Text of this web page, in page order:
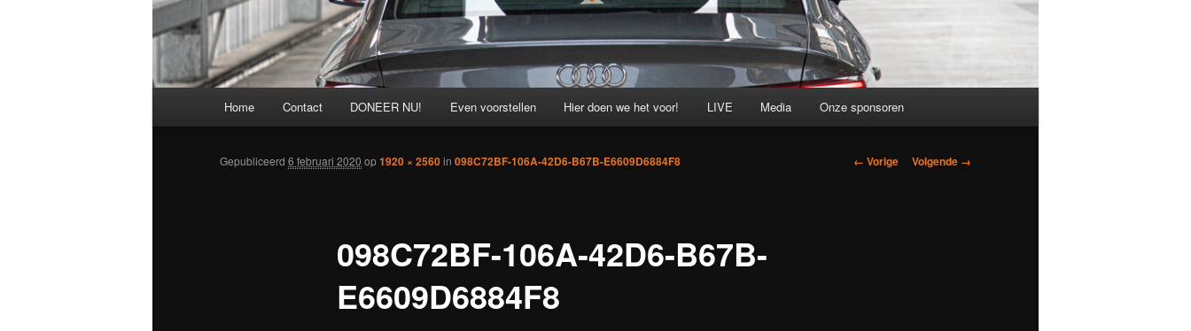
Home Contact DONEER NU! Even voorstellen Hier doen we het voor! LIVE Media Onze sponsoren
Afbeeldingsnavigatie
← Vorige Volgende →
098C72BF-106A-42D6-B67B-
E6609D6884F8
Gepubliceerd 6 februari 2020 op1920 × 2560in 098C72BF-106A-42D6-B67B-E6609D6884F8